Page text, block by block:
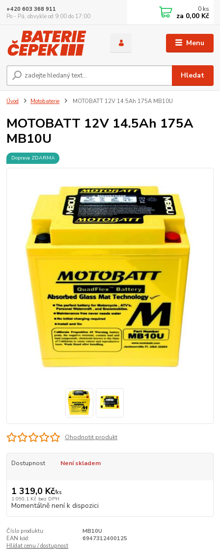
Menu
Hledat
+420 603 368 911
Po - Pá, obvykle od 9:00 do 17:00
0 ks
za 0,00 Kč
Úvod Motobaterie MOTOBATT 12V 14.5Ah 175A MB10U
MOTOBATT 12V 14.5Ah 175A
MB10U
Doprava ZDARMA
Ohodnotit produkt
Dostupnost Není skladem
1 319,0 Kč/ks
1 090,1 Kč bez DPH
Momentálně není k dispozici
Číslo produktu:
MB10U
EAN kód:
6947312400125
Hlídat cenu / dostupnost